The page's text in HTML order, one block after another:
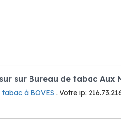
sur Bureau de tabac Aux
tabac à BOVES . Votre ip: